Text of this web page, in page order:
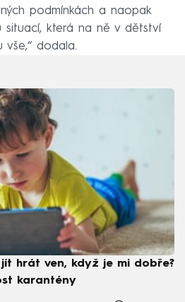
podmínkách a naopak
situací, která na ně v dětství
vše,“ dodala.
hrát ven, když je mi dobře?
karantény